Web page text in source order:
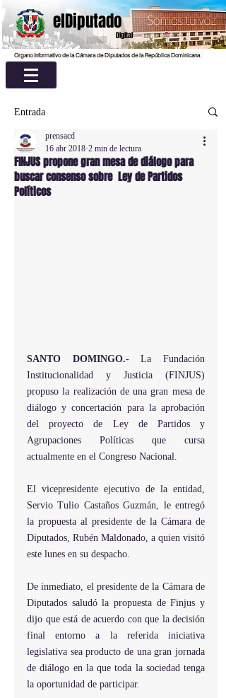
elDiputado
Digital
Organo Informativo de la Cámara de Diputados de la República Dominicana
Entrada
FINJUS propone gran mesa de diálogo para
buscar consenso sobre Ley de Partidos
Políticos
prensacd
16 abr 2018 2 min de lectura
SANTO DOMINGO.- La Fundación
Institucionalidad y Justicia (FINJUS)
propuso la realización de una gran mesa de
diálogo y concertación para la aprobación
del proyecto de Ley de Partidos y
Agrupaciones Políticas que cursa
actualmente en el Congreso Nacional.
El vicepresidente ejecutivo de la entidad,
Servio Tulio Castaños Guzmán, le entregó
la propuesta al presidente de la Cámara de
Diputados, Rubén Maldonado, a quien visitó
este lunes en su despacho.
De inmediato, el presidente de la Cámara de
Diputados saludó la propuesta de Finjus y
dijo que está de acuerdo con que la decisión
final entorno a la referida iniciativa
legislativa sea producto de una gran jornada
de diálogo en la que toda la sociedad tenga
la oportunidad de participar.